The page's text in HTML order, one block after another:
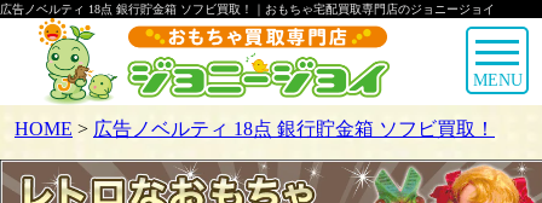
広告ノベルティ 18点 銀行貯金箱 ソフビ買取！｜おもちゃ宅配買取専門店のジョニージョイ
MENU
HOME > 広告ノベルティ 18点 銀行貯金箱 ソフビ買取！